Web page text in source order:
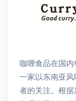
咖喱食品在国
一家以东南亚
者的关注。根